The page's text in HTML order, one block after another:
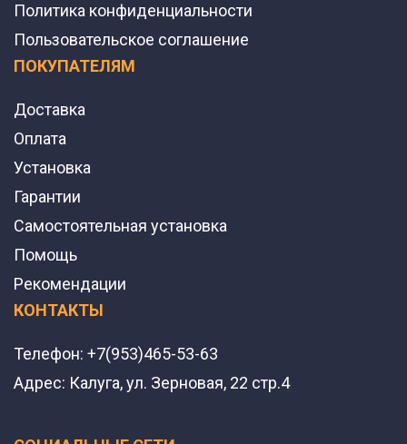
Политика конфиденциальности
Пользовательское соглашение
ПОКУПАТЕЛЯМ
Доставка
Оплата
Установка
Гарантии
Самостоятельная установка
Помощь
Рекомендации
КОНТАКТЫ
Телефон: +7(953)465-53-63
Адрес: Калуга, ул. Зерновая, 22 стр.4